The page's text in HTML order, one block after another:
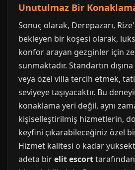
Unutulmaz Bir
Sonuç olarak, Derepazarı,
bekleyen bir köşesi olarak,
konfor arayan gezginler için
sunmaktadır. Standartın
veya özel villa tercih etmek,
seviyeye taşıyacaktır. Bu
konaklama yeri değil, aynı
kişiselleştirilmiş hizmetlerin,
keyfini çıkarabileceğiniz özel
Hizmet kalitesi o kadar
adeta birelit escort